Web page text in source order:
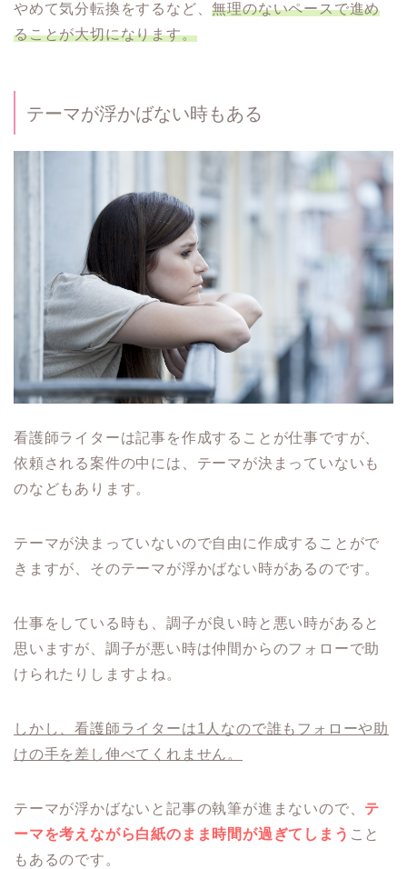
やめて気分転換をするなど、無理のないペースで進め
ることが大切になります。
テーマが浮かばない時もある
看護師ライターは記事を作成することが仕事ですが、
依頼される案件の中には、テーマが決まっていないも
のなどもあります。
テーマが決まっていないので自由に作成することがで
きますが、そのテーマが浮かばない時があるのです。
仕事をしている時も、調子が良い時と悪い時があると
思いますが、調子が悪い時は仲間からのフォローで助
けられたりしますよね。
しかし、看護師ライターは1人なので誰もフォローや助
けの手を差し伸べてくれません。
テーマが浮かばないと記事の執筆が進まないので、 テ
ーマを考えながら白紙のまま時間が過ぎてしまう こと
もあるのです。